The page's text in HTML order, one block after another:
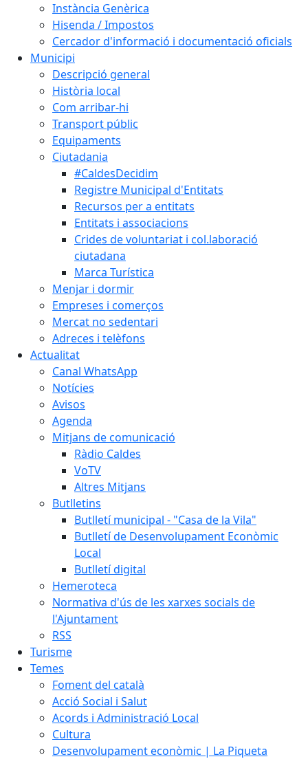
Instància Genèrica
Hisenda / Impostos
Cercador d'informació i documentació oficials
Municipi
Descripció general
Història local
Com arribar-hi
Transport públic
Equipaments
Ciutadania
#CaldesDecidim
Registre Municipal d'Entitats
Recursos per a entitats
Entitats i associacions
Crides de voluntariat i col.laboració
ciutadana
Marca Turística
Menjar i dormir
Empreses i comerços
Mercat no sedentari
Adreces i telèfons
Actualitat
Canal WhatsApp
Notícies
Avisos
Agenda
Mitjans de comunicació
Ràdio Caldes
VoTV
Altres Mitjans
Butlletins
Butlletí municipal - "Casa de la Vila"
Butlletí de Desenvolupament Econòmic
Local
Butlletí digital
Hemeroteca
Normativa d'ús de les xarxes socials de
l'Ajuntament
RSS
Turisme
Temes
Foment del català
Acció Social i Salut
Acords i Administració Local
Cultura
Desenvolupament econòmic | La Piqueta